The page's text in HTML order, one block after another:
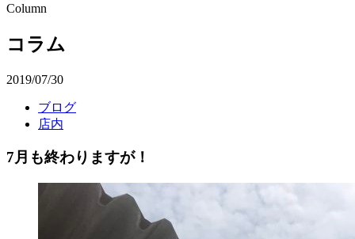
Column
コラム
2019/07/30
ブログ
店内
7月も終わりますが！